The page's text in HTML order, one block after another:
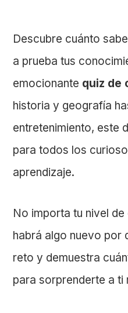
Descubre cuánto
a prueba tus
emocionante quiz de
historia y geografía
entretenimiento, este
para todos los
aprendizaje.
No importa tu nivel
habrá algo nuevo por
reto y demuestra
para sorprenderte a ti